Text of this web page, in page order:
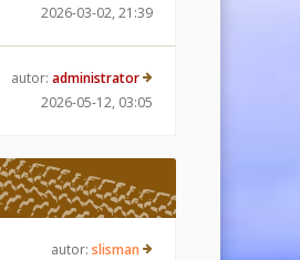
2026-03-02, 21:39
autor: administrator
2026-05-12, 03:05
autor: slisman